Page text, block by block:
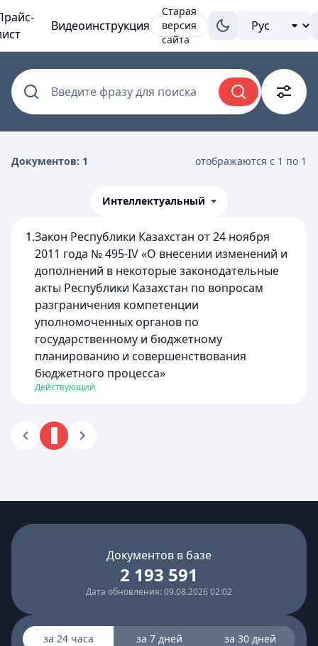
Видеоинструкция
Старая
версия
сайта
Введите фразу для поиска
Документов: 1 отображаются с 1 по 1
Интеллектуальный
1.Закон Республики Казахстан от 24 ноября
2011 года № 495-IV «О внесении изменений и
дополнений в некоторые законодательные
акты Республики Казахстан по вопросам
разграничения компетенции
уполномоченных органов по
государственному и бюджетному
планированию и совершенствования
бюджетного процесса»
Действующий
Документов в базе
2 193 591
Дата обновления: 09.08.2026 02:02
за 24 часа за 7 дней за 30 дней